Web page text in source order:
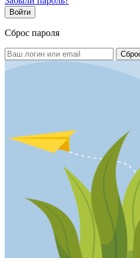
Сброс пароля